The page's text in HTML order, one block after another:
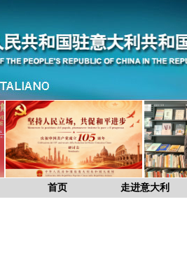
首页 走进意大利